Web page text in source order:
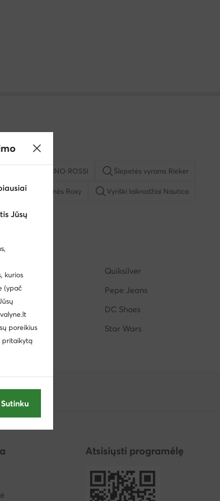
Diržai GINO ROSSI Šlepetės vyrams Rieker
krepšiai ir kuprinės Roxy Vyriški laikrodžiai Nautica
Jeans
Couture
Quiksilver
Pig
Pepe Jeans
Young
DC Shoes
Star Wars
Atsisiųsti programėlę
Jūsų
kurios
(ypač
poreikius
pritaikytą
Sutinku